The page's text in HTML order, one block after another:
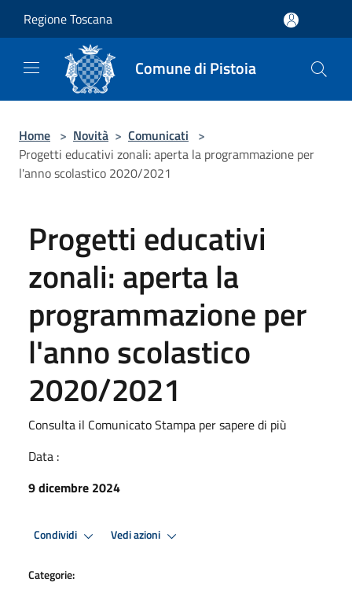
Regione Toscana
Comune di Pistoia
Home > Novità > Comunicati >
Progetti educativi zonali: aperta la programmazione per
l'anno scolastico 2020/2021
Progetti educativi
zonali: aperta la
programmazione per
l'anno scolastico
2020/2021
Consulta il Comunicato Stampa per sapere di più
Data :
9 dicembre 2024
Condividi Vedi azioni
Categorie: